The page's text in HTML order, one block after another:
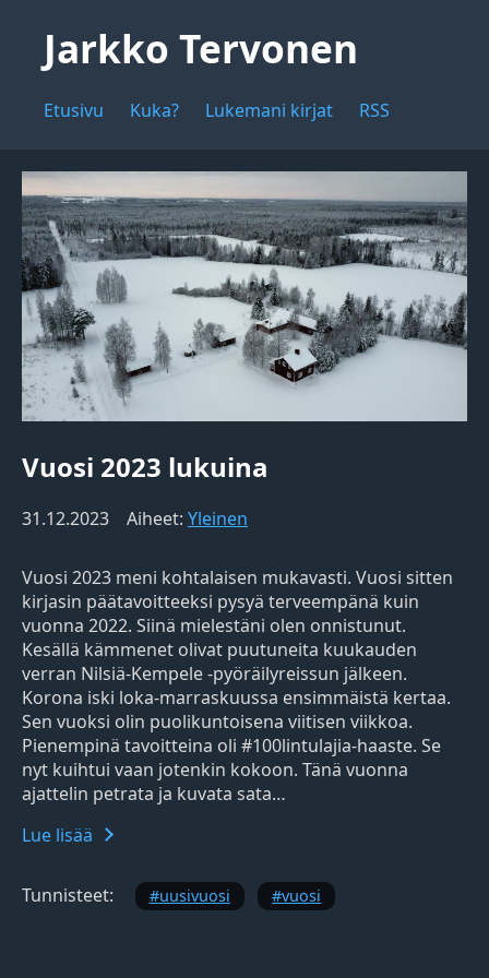
Jarkko Tervonen
Etusivu Kuka? Lukemani kirjat RSS
Vuosi 2023 lukuina
31.12.2023 Aiheet: Yleinen
Vuosi 2023 meni kohtalaisen mukavasti. Vuosi sitten
kirjasin päätavoitteeksi pysyä terveempänä kuin
vuonna 2022. Siinä mielestäni olen onnistunut.
Kesällä kämmenet olivat puutuneita kuukauden
verran Nilsiä-Kempele -pyöräilyreissun jälkeen.
Korona iski loka-marraskuussa ensimmäistä kertaa.
Sen vuoksi olin puolikuntoisena viitisen viikkoa.
Pienempinä tavoitteina oli #100lintulajia-haaste. Se
nyt kuihtui vaan jotenkin kokoon. Tänä vuonna
ajattelin petrata ja kuvata sata…
Lue lisää
Tunnisteet: uusivuosi vuosi